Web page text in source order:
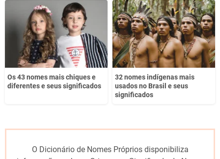
Os 43 nomes mais chiques e
diferentes e seus significados
32 nomes indígenas mais
usados no Brasil e seus
significados
O Dicionário de Nomes Próprios disponibiliza